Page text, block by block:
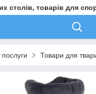
столів, товарів для
Товари для